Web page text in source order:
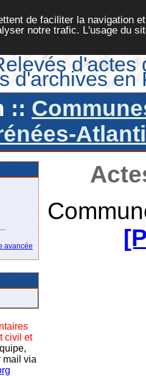
de faciliter la navigation
notre trafic. L'usage du
d'actes
d'archives en
::
avancée
civil et
mail via